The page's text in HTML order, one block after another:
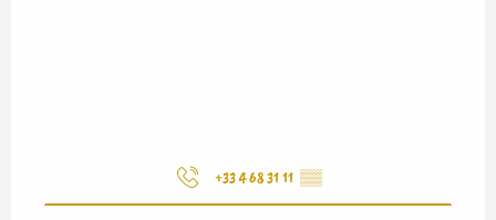
+33 4 68 31 11 ▒▒